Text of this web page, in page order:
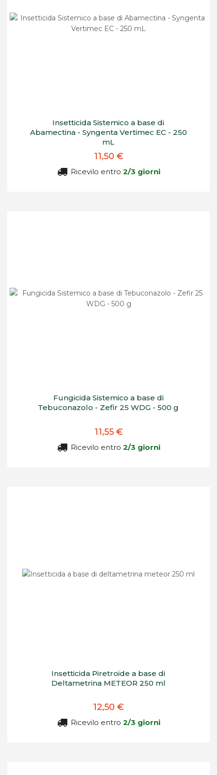
Insetticida Sistemico a base di
Abamectina - Syngenta Vertimec EC - 250
mL
11,50 €
Ricevilo entro 2/3 giorni
Fungicida Sistemico a base di
Tebuconazolo - Zefir 25 WDG - 500 g
11,55 €
Ricevilo entro 2/3 giorni
Insetticida Piretroide a base di
Deltametrina METEOR 250 ml
12,50 €
Ricevilo entro 2/3 giorni